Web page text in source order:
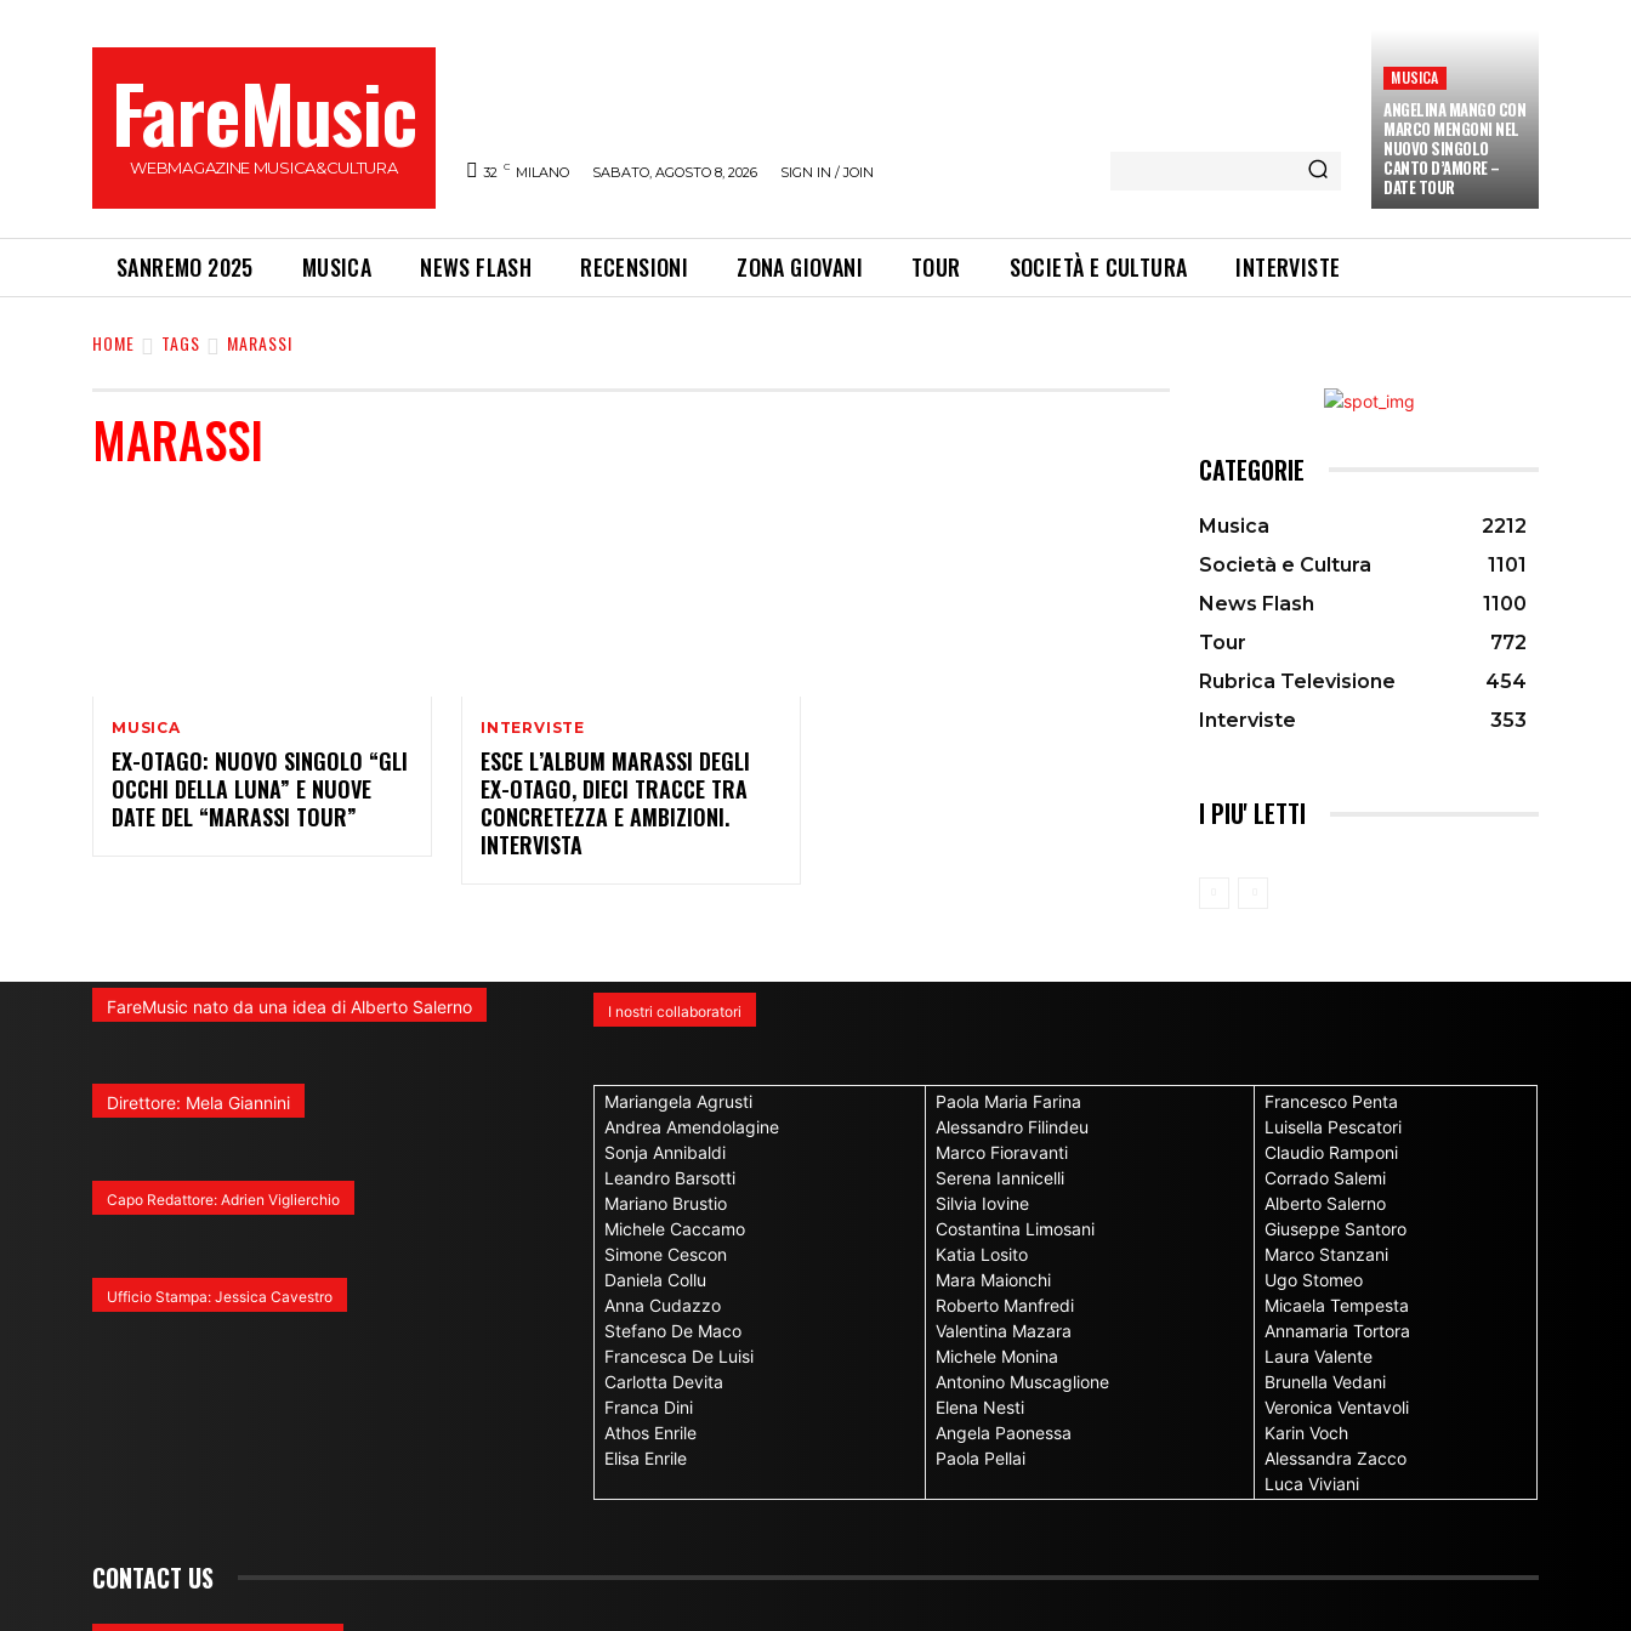
FareMusic
WEBMAGAZINE MUSICA&CULTURA 32 C MILANO SABATO, AGOSTO 8, 2026 SIGN IN / JOIN
MUSICA
ANGELINA MANGO CON
MARCO MENGONI NEL
NUOVO SINGOLO
CANTO D’AMORE –
DATE TOUR
SANREMO 2025 MUSICA NEWS FLASH RECENSIONI ZONA GIOVANI TOUR SOCIETÀ E CULTURA INTERVISTE
HOME TAGS MARASSI
MARASSI
MUSICA
EX-OTAGO: NUOVO SINGOLO “GLI
OCCHI DELLA LUNA” E NUOVE
DATE DEL “MARASSI TOUR”
INTERVISTE
ESCE L’ALBUM MARASSI DEGLI
EX-OTAGO, DIECI TRACCE TRA
CONCRETEZZA E AMBIZIONI.
INTERVISTA
CATEGORIE
Musica
2212
Società e Cultura
1101
News Flash
1100
Tour
772
Rubrica Televisione
454
Interviste
353
I PIU' LETTI
FareMusic nato da una idea di Alberto Salerno
Direttore: Mela Giannini
Capo Redattore: Adrien Viglierchio
Ufficio Stampa: Jessica Cavestro
I nostri collaboratori
Mariangela Agrusti
Andrea Amendolagine
Sonja Annibaldi
Leandro Barsotti
Mariano Brustio
Michele Caccamo
Simone Cescon
Daniela Collu
Anna Cudazzo
Stefano De Maco
Francesca De Luisi
Carlotta Devita
Franca Dini
Athos Enrile
Elisa Enrile
Paola Maria Farina
Alessandro Filindeu
Marco Fioravanti
Serena Iannicelli
Silvia Iovine
Costantina Limosani
Katia Losito
Mara Maionchi
Roberto Manfredi
Valentina Mazara
Michele Monina
Antonino Muscaglione
Elena Nesti
Angela Paonessa
Paola Pellai
Francesco Penta
Luisella Pescatori
Claudio Ramponi
Corrado Salemi
Alberto Salerno
Giuseppe Santoro
Marco Stanzani
Ugo Stomeo
Micaela Tempesta
Annamaria Tortora
Laura Valente
Brunella Vedani
Veronica Ventavoli
Karin Voch
Alessandra Zacco
Luca Viviani
CONTACT US